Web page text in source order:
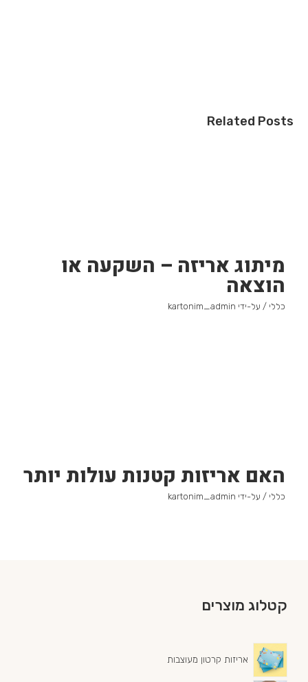
Related Posts
מיתוג אריזה – השקעה או
הוצאה
כללי / על-ידי kartonim_admin
האם אריזות קטנות עולות יותר
כללי / על-ידי kartonim_admin
קטלוג מוצרים
אריזות קרטון מעוצבות